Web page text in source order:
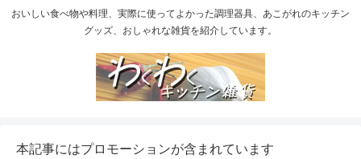
おいしい食べ物や料理、実際に使ってよかった調理器具、あこがれのキッチン
グッズ、おしゃれな雑貨を紹介しています。
本記事にはプロモーションが含まれています